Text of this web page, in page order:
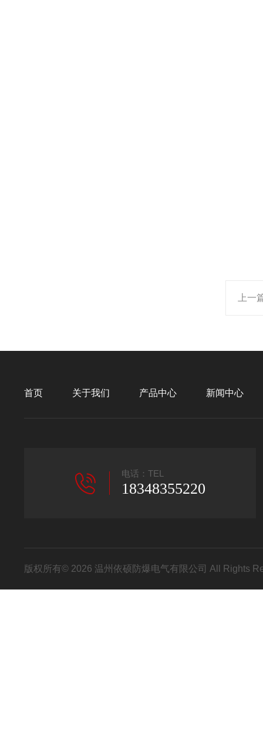
上一
首页 关于我们 产品中心 新闻中心
电话：TEL
18348355220
版权所有© 2026 温州依硕防爆电气有限公司 All Rights